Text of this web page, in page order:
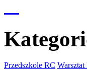
Przedszkole RC Warsztat